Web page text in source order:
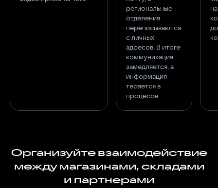
региональные
отделения
переписываются
с личных
адресов. В итоге
коммуникация
замедляется, а
информация
теряется в
процессе
Организуйте взаимодействие
между магазинами, складами
и партнерами